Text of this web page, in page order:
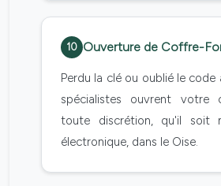
10 Ouverture de Coffre-
Perdu la clé ou oublié le code
spécialistes ouvrent votre
toute discrétion, qu'il soit
électronique, dans le Oise.